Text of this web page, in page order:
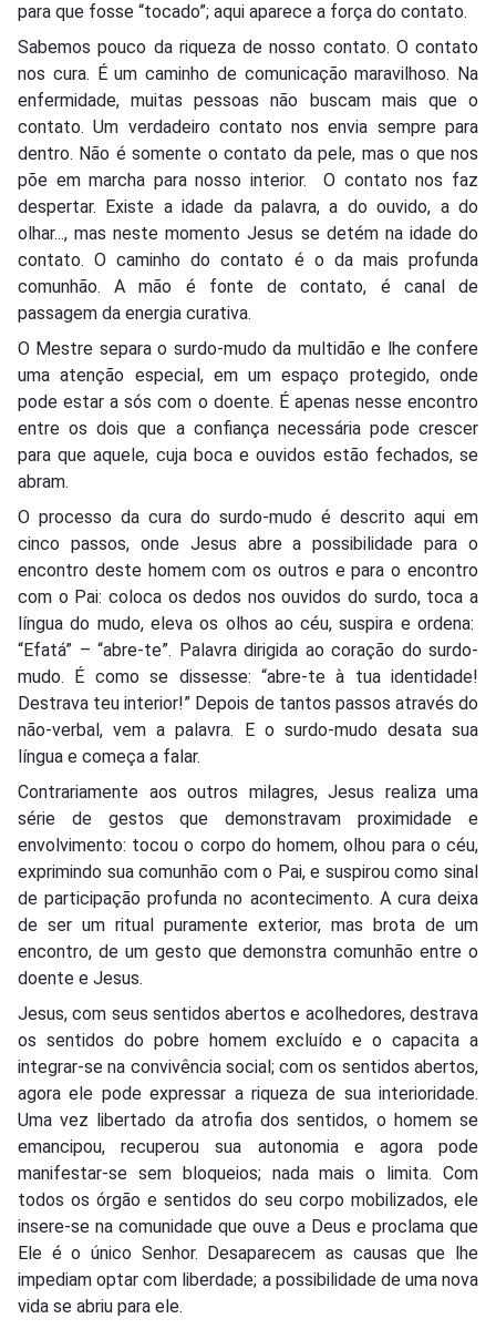
para que fosse “tocado”; aqui aparece a força do contato.
Sabemos pouco da riqueza de nosso contato. O contato
nos cura. É um caminho de comunicação maravilhoso. Na
enfermidade, muitas pessoas não buscam mais que o
contato. Um verdadeiro contato nos envia sempre para
dentro. Não é somente o contato da pele, mas o que nos
põe em marcha para nosso interior. O contato nos faz
despertar. Existe a idade da palavra, a do ouvido, a do
olhar..., mas neste momento Jesus se detém na idade do
contato. O caminho do contato é o da mais profunda
comunhão. A mão é fonte de contato, é canal de
passagem da energia curativa.
O Mestre separa o surdo-mudo da multidão e lhe confere
uma atenção especial, em um espaço protegido, onde
pode estar a sós com o doente. É apenas nesse encontro
entre os dois que a confiança necessária pode crescer
para que aquele, cuja boca e ouvidos estão fechados, se
abram.
O processo da cura do surdo-mudo é descrito aqui em
cinco passos, onde Jesus abre a possibilidade para o
encontro deste homem com os outros e para o encontro
com o Pai: coloca os dedos nos ouvidos do surdo, toca a
língua do mudo, eleva os olhos ao céu, suspira e ordena:
“Efatá” – “abre-te”. Palavra dirigida ao coração do surdo-
mudo. É como se dissesse: “abre-te à tua identidade!
Destrava teu interior!” Depois de tantos passos através do
não-verbal, vem a palavra. E o surdo-mudo desata sua
língua e começa a falar.
Contrariamente aos outros milagres, Jesus realiza uma
série de gestos que demonstravam proximidade e
envolvimento: tocou o corpo do homem, olhou para o céu,
exprimindo sua comunhão com o Pai, e suspirou como sinal
de participação profunda no acontecimento. A cura deixa
de ser um ritual puramente exterior, mas brota de um
encontro, de um gesto que demonstra comunhão entre o
doente e Jesus.
Jesus, com seus sentidos abertos e acolhedores, destrava
os sentidos do pobre homem excluído e o capacita a
integrar-se na convivência social; com os sentidos abertos,
agora ele pode expressar a riqueza de sua interioridade.
Uma vez libertado da atrofia dos sentidos, o homem se
emancipou, recuperou sua autonomia e agora pode
manifestar-se sem bloqueios; nada mais o limita. Com
todos os órgão e sentidos do seu corpo mobilizados, ele
insere-se na comunidade que ouve a Deus e proclama que
Ele é o único Senhor. Desaparecem as causas que lhe
impediam optar com liberdade; a possibilidade de uma nova
vida se abriu para ele.